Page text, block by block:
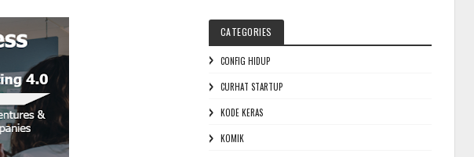
CATEGORIES
CONFIG HIDUP
CURHAT STARTUP
KODE KERAS
KOMIK